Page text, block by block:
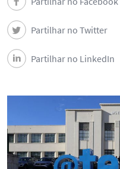
Partilhar no Twitter
Partilhar no LinkedIn